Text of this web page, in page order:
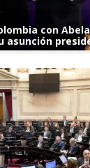
con
asunción